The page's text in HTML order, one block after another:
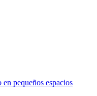
pequeños espacios